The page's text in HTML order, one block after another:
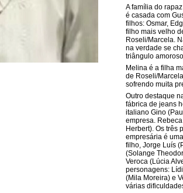
A família do
é casada com
filhos: Osmar,
filho mais velho
Roseli/Marcela.
na verdade se
triângulo
Melina é a filha
de Roseli/
sofrendo muita
Outro destaque
fábrica de jeans
italiano Gino
empresa.
Herbert). Os três
empresária é
filho, Jorge Luís
(Solange
Veroca (Lúcia
personagens:
(Mila Moreira) e
várias